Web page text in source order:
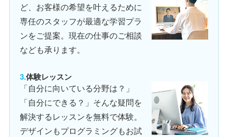
ど、お客様の希望を叶えるために
専任のスタッフが最適な学習プラ
ンをご提案。現在の仕事のご相談
なども承ります。
体験レッスン
「自分に向いている分野は？」
「自分にできる？」そんな疑問を
解決するレッスンを無料で体験。
デザインもプログラミングもお試